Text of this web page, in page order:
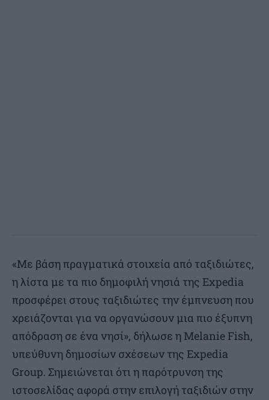
«Με βάση πραγματικά στοιχεία από ταξιδιώτες,
η λίστα με τα πιο δημοφιλή νησιά της Expedia
προσφέρει στους ταξιδιώτες την έμπνευση που
χρειάζονται για να οργανώσουν μια πιο έξυπνη
απόδραση σε ένα νησί», δήλωσε η Melanie Fish,
υπεύθυνη δημοσίων σχέσεων της Expedia
Group. Σημειώνεται ότι η παρότρυνση της
ιστοσελίδας αφορά στην επιλογή ταξιδιών στην